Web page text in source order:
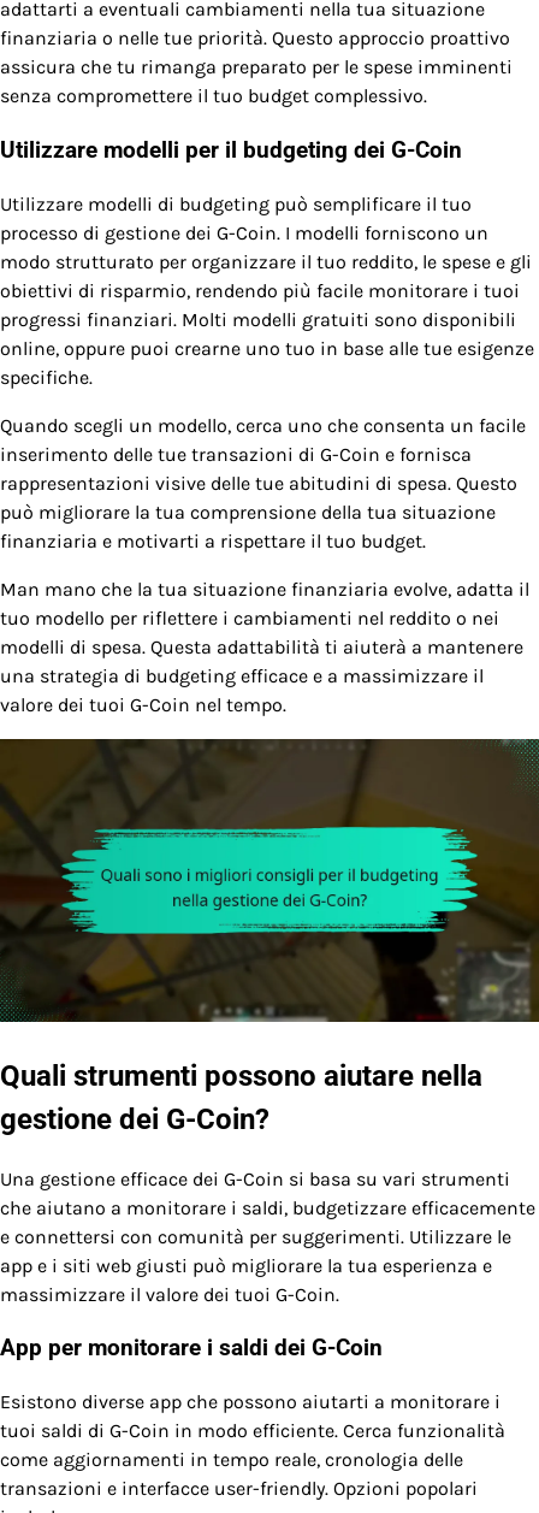
adattarti a eventuali cambiamenti nella tua situazione
finanziaria o nelle tue priorità. Questo approccio proattivo
assicura che tu rimanga preparato per le spese imminenti
senza compromettere il tuo budget complessivo.
Utilizzare modelli per il budgeting dei G-Coin
Utilizzare modelli di budgeting può semplificare il tuo
processo di gestione dei G-Coin. I modelli forniscono un
modo strutturato per organizzare il tuo reddito, le spese e gli
obiettivi di risparmio, rendendo più facile monitorare i tuoi
progressi finanziari. Molti modelli gratuiti sono disponibili
online, oppure puoi crearne uno tuo in base alle tue esigenze
specifiche.
Quando scegli un modello, cerca uno che consenta un facile
inserimento delle tue transazioni di G-Coin e fornisca
rappresentazioni visive delle tue abitudini di spesa. Questo
può migliorare la tua comprensione della tua situazione
finanziaria e motivarti a rispettare il tuo budget.
Man mano che la tua situazione finanziaria evolve, adatta il
tuo modello per riflettere i cambiamenti nel reddito o nei
modelli di spesa. Questa adattabilità ti aiuterà a mantenere
una strategia di budgeting efficace e a massimizzare il
valore dei tuoi G-Coin nel tempo.
Quali strumenti possono aiutare nella
gestione dei G-Coin?
Una gestione efficace dei G-Coin si basa su vari strumenti
che aiutano a monitorare i saldi, budgetizzare efficacemente
e connettersi con comunità per suggerimenti. Utilizzare le
app e i siti web giusti può migliorare la tua esperienza e
massimizzare il valore dei tuoi G-Coin.
App per monitorare i saldi dei G-Coin
Esistono diverse app che possono aiutarti a monitorare i
tuoi saldi di G-Coin in modo efficiente. Cerca funzionalità
come aggiornamenti in tempo reale, cronologia delle
transazioni e interfacce user-friendly. Opzioni popolari